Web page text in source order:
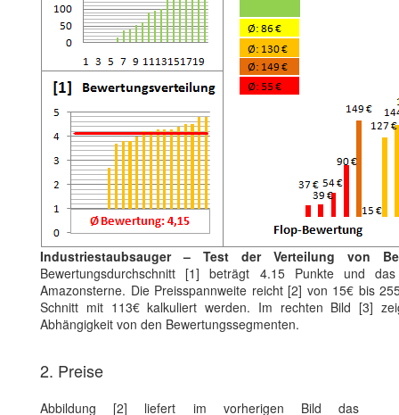
Industriestaubsauger – Test der Verteilung von
Bewertungsdurchschnitt [1] beträgt 4.15 Punkte und
Amazonsterne. Die Preisspannweite reicht [2] von 15€ bis
Schnitt mit 113€ kalkuliert werden. Im rechten Bild [3]
Abhängigkeit von den Bewertungssegmenten.
2. Preise
Abbildung [2] liefert im vorherigen Bild das